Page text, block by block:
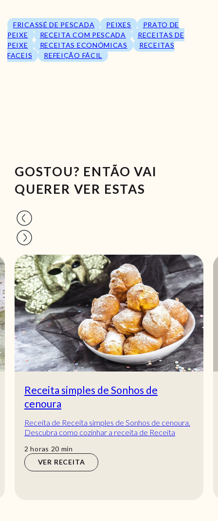
FRICASSÉ DE PESCADA PEIXES
PRATO DE
PEIXE
RECEITA COM PESCADA
RECEITAS DE
PEIXE
RECEITAS ECONÓMICAS
RECEITAS
FACEIS
REFEIÇÃO FÁCIL
GOSTOU? ENTÃO VAI
QUERER VER ESTAS
Receita simples de Sonhos de
cenoura
Receita de Receita simples de Sonhos de cenoura.
Descubra como cozinhar a receita de Receita
2 horas
horas 20 min
min
VER RECEITA